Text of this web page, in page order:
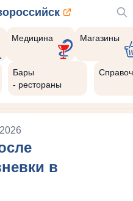
Медицина Магазины
Бары
- рестораны
в